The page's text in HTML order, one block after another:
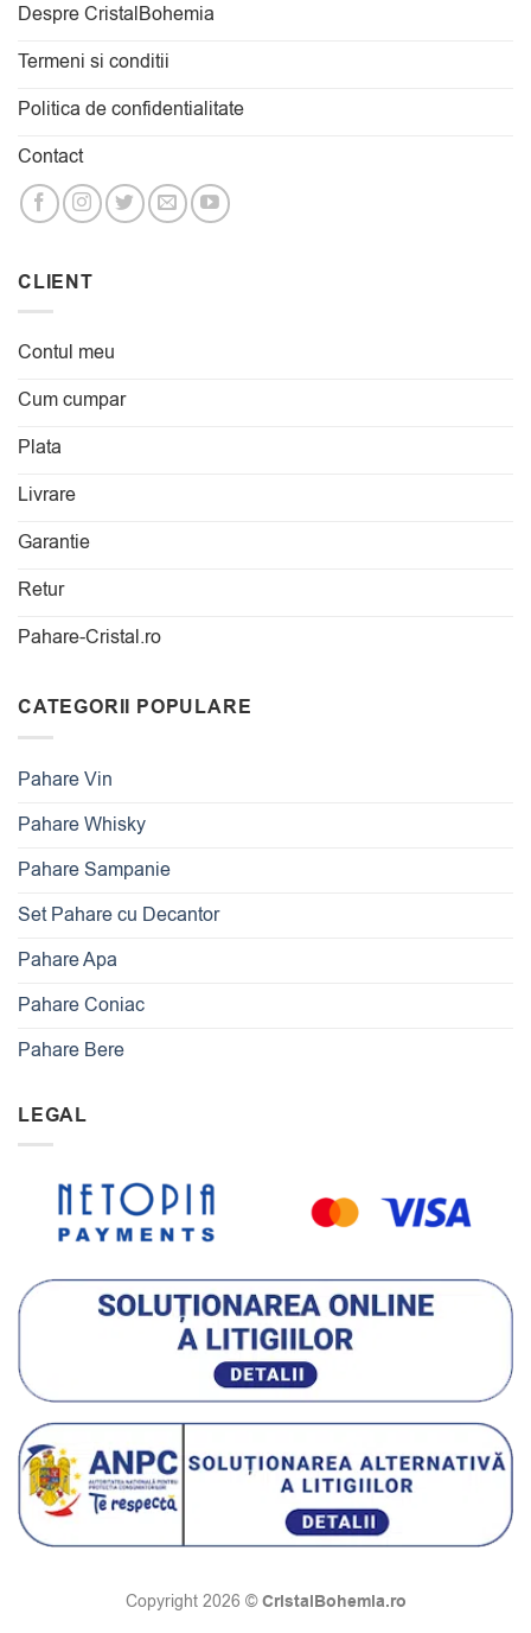
Despre CristalBohemia
Termeni si conditii
Politica de confidentialitate
Contact
CLIENT
Contul meu
Cum cumpar
Plata
Livrare
Garantie
Retur
Pahare-Cristal.ro
CATEGORII POPULARE
Pahare Vin
Pahare Whisky
Pahare Sampanie
Set Pahare cu Decantor
Pahare Apa
Pahare Coniac
Pahare Bere
LEGAL
Copyright 2026 ©CristalBohemia.ro